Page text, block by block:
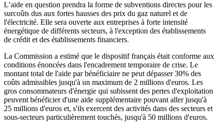
L’aide en question prendra la forme de subventions directes pour les
surcoûts dus aux fortes hausses des prix du gaz naturel et de
l'électricité. Elle sera ouverte aux entreprises à forte intensité
énergétique de différents secteurs, à l'exception des établissements
de crédit et des établissements financiers.
La Commission a estimé que le dispositif français était conforme aux
conditions énoncées dans l'encadrement temporaire de crise. Le
montant total de l'aide par bénéficiaire ne peut dépasser 30% des
coûts admissibles jusqu'à un maximum de 2 millions d'euros. Les
gros consommateurs d'énergie qui subissent des pertes d'exploitation
peuvent bénéficier d'une aide supplémentaire pouvant aller jusqu'à
25 millions d'euros et, s'ils exercent des activités dans des secteurs et
sous-secteurs particulièrement touchés, jusqu'à 50 millions d'euros.